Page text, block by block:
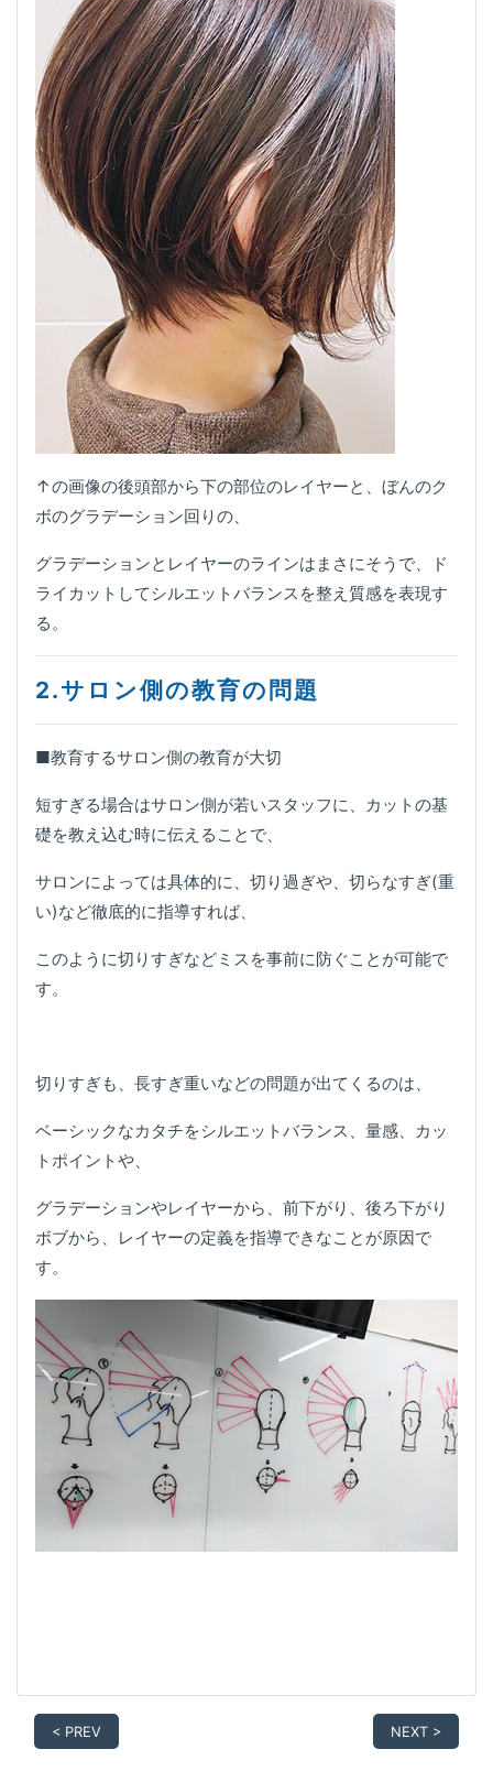
↑の画像の後頭部から下の部位のレイヤーと、ぼんのク
ボのグラデーション回りの、
グラデーションとレイヤーのラインはまさにそうで、ド
ライカットしてシルエットバランスを整え質感を表現す
る。
2.サロン側の教育の問題
■教育するサロン側の教育が大切
短すぎる場合はサロン側が若いスタッフに、カットの基
礎を教え込む時に伝えることで、
サロンによっては具体的に、切り過ぎや、切らなすぎ(重
い)など徹底的に指導すれば、
このように切りすぎなどミスを事前に防ぐことが可能で
す。
切りすぎも、長すぎ重いなどの問題が出てくるのは、
ベーシックなカタチをシルエットバランス、量感、カッ
トポイントや、
グラデーションやレイヤーから、前下がり、後ろ下がり
ボブから、レイヤーの定義を指導できなことが原因で
す。
< PREV NEXT >